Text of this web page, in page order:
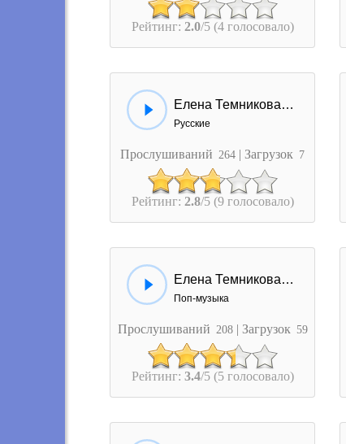
Рейтинг: 2.0/5 (4 голосовало)
Елена Темникова - Контуры тел
Русские
Прослушиваний 264 | Загрузок 7
Рейтинг: 2.8/5 (9 голосовало)
Елена Темникова - Зависимость
Поп-музыка
Прослушиваний 208 | Загрузок 59
Рейтинг: 3.4/5 (5 голосовало)